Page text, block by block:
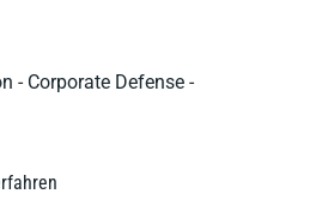
- Corporate Defense -